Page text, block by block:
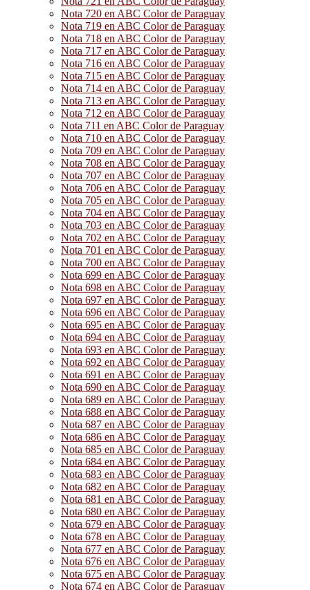
Nota 720 en ABC Color de Paraguay
Nota 719 en ABC Color de Paraguay
Nota 718 en ABC Color de Paraguay
Nota 717 en ABC Color de Paraguay
Nota 716 en ABC Color de Paraguay
Nota 715 en ABC Color de Paraguay
Nota 714 en ABC Color de Paraguay
Nota 713 en ABC Color de Paraguay
Nota 712 en ABC Color de Paraguay
Nota 711 en ABC Color de Paraguay
Nota 710 en ABC Color de Paraguay
Nota 709 en ABC Color de Paraguay
Nota 708 en ABC Color de Paraguay
Nota 707 en ABC Color de Paraguay
Nota 706 en ABC Color de Paraguay
Nota 705 en ABC Color de Paraguay
Nota 704 en ABC Color de Paraguay
Nota 703 en ABC Color de Paraguay
Nota 702 en ABC Color de Paraguay
Nota 701 en ABC Color de Paraguay
Nota 700 en ABC Color de Paraguay
Nota 699 en ABC Color de Paraguay
Nota 698 en ABC Color de Paraguay
Nota 697 en ABC Color de Paraguay
Nota 696 en ABC Color de Paraguay
Nota 695 en ABC Color de Paraguay
Nota 694 en ABC Color de Paraguay
Nota 693 en ABC Color de Paraguay
Nota 692 en ABC Color de Paraguay
Nota 691 en ABC Color de Paraguay
Nota 690 en ABC Color de Paraguay
Nota 689 en ABC Color de Paraguay
Nota 688 en ABC Color de Paraguay
Nota 687 en ABC Color de Paraguay
Nota 686 en ABC Color de Paraguay
Nota 685 en ABC Color de Paraguay
Nota 684 en ABC Color de Paraguay
Nota 683 en ABC Color de Paraguay
Nota 682 en ABC Color de Paraguay
Nota 681 en ABC Color de Paraguay
Nota 680 en ABC Color de Paraguay
Nota 679 en ABC Color de Paraguay
Nota 678 en ABC Color de Paraguay
Nota 677 en ABC Color de Paraguay
Nota 676 en ABC Color de Paraguay
Nota 675 en ABC Color de Paraguay
Nota 674 en ABC Color de Paraguay